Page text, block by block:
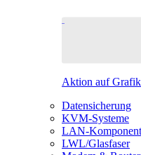
Aktion auf
Datensicherung
KVM-Systeme
LAN-
LWL/Glasfaser